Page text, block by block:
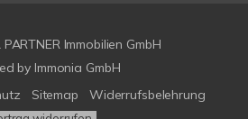
Immobilien GmbH
by Immonia GmbH
Sitemap Widerrufsbelehrung